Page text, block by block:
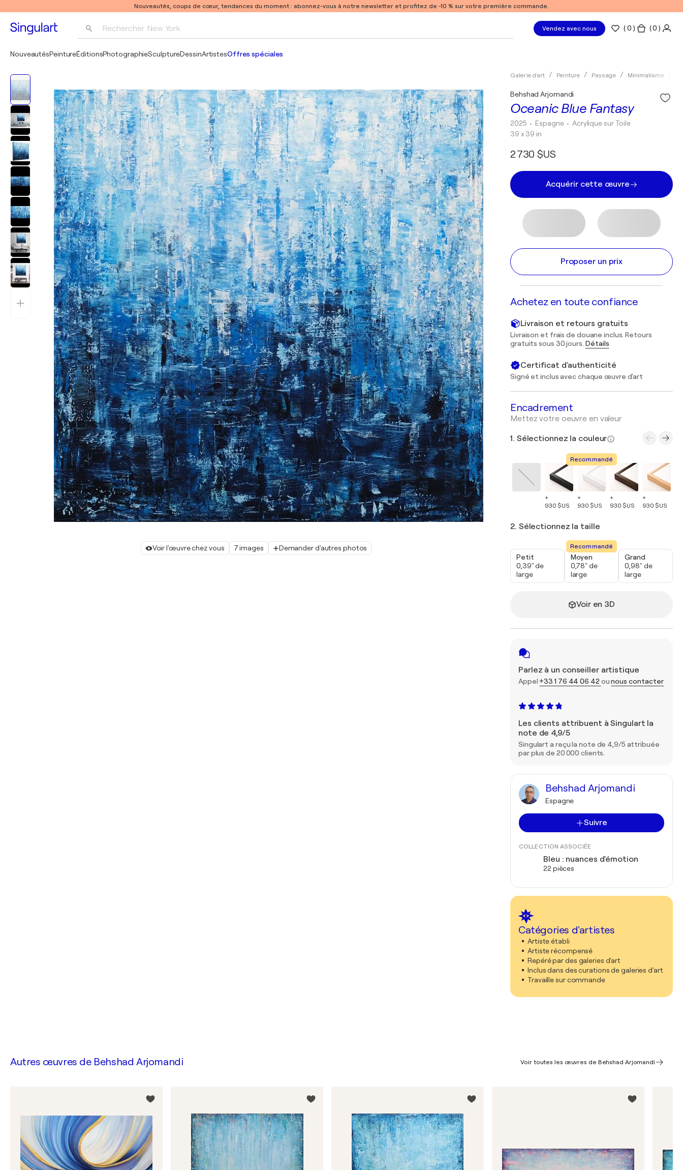
Nouveautés, coups de cœur, tendances du moment : abonnez-vous à notre newsletter et profitez de -10 % sur votre première commande.
Rechercher New York
Pablo Picasso
Vendez avec nous (0 ) ( 0 )
NouveautésPeintureÉditionsPhotographieSculptureDessinArtistesOffres spéciales
Voir l'œuvre chez vous 7 images Demander d'autres photos
Galerie d'art Peinture Paysage Minimalisme
Oceanic Blue Fantasy
Behshad Arjomandi
2025 • Espagne • Acrylique sur Toile
39 x 39 in
2 730 $US
Acquérir cette œuvre
Proposer un prix
Achetez en toute confiance
Livraison et retours gratuits
Livraison et frais de douane inclus. Retours
gratuits sous 30 jours. Détails
Certificat d'authenticité
Signé et inclus avec chaque œuvre d'art
Encadrement
Mettez votre oeuvre en valeur
1. Sélectionnez la couleur
+
930 $US
Recommandé
+
930 $US
+
930 $US
+
930 $US
2. Sélectionnez la taille
Petit
0,39" de
large
Recommandé
Moyen
0,78" de
large
Grand
0,98" de
large
Voir en 3D
Parlez à un conseiller artistique
Appel +33 1 76 44 06 42 ounous contacter
Les clients attribuent à Singulart la
note de 4,9/5
Singulart a reçu la note de 4,9/5 attribuée
par plus de 20 000 clients.
Behshad Arjomandi
Espagne
Suivre
COLLECTION ASSOCIÉE
Bleu : nuances d'émotion
22 pièces
Catégories d'artistes
Artiste établi
Artiste récompensé
Repéré par des galeries d'art
Inclus dans des curations de galeries d'art
Travaille sur commande
Autres œuvres de Behshad Arjomandi Voir toutes les œuvres de Behshad Arjomandi